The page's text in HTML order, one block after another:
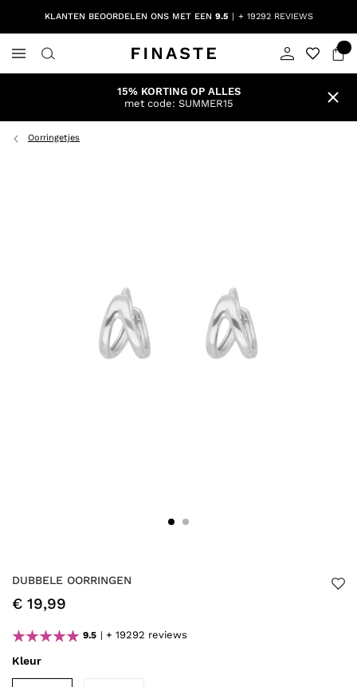
KLANTEN BEOORDELEN ONS MET EEN 9.5 + 19292 REVIEWS
15% KORTING OP ALLES
met code: SUMMER15
Oorringetjes
DUBBELE OORRINGEN
Kleur
9.5 + 19292 reviews
€ 19,99